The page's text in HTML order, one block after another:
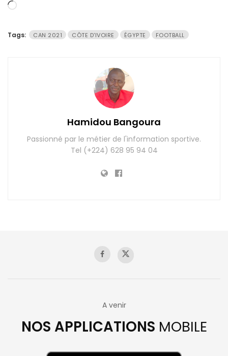
Chargement…
Tags: CAN 2021 CÔTE D'IVOIRE ÉGYPTE FOOTBALL
Hamidou Bangoura
Passionné par le métier de l'information sportive.
Tel (+224) 628 95 94 04
A venir
NOS APPLICATIONS MOBILE